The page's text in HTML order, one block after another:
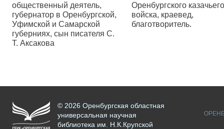
общественный деятель,
губернатор в Оренбургской,
Уфимской и Самарской
губерниях, сын писателя С.
Т. Аксакова
Оренбургского казачьего
войска, краевед,
благотворитель.
© 2026 Оренбургская областная
универсальная научная
библиотека им. Н.К.Крупской